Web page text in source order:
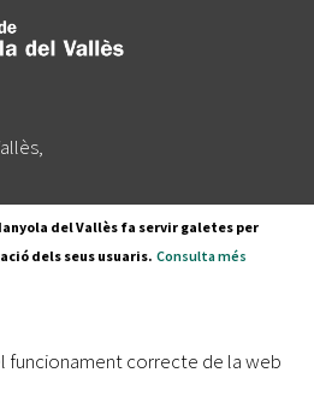
butlletí
de dades
del Vallès fa servir galetes per
dels seus usuaris. Consulta més
funcionament correcte de la web